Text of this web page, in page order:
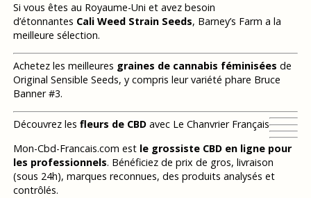
Si vous êtes au Royaume-Uni et avez besoin
d’étonnantes Cali Weed Strain Seeds, Barney’s Farm a la
meilleure sélection.
Achetez les meilleures graines de cannabis féminisées de
Original Sensible Seeds, y compris leur variété phare Bruce
Banner #3.
Découvrez les fleurs de CBDavec Le Chanvrier Français
Mon-Cbd-Francais.com est le grossiste CBD en ligne pour
les professionnels. Bénéficiez de prix de gros, livraison
(sous 24h), marques reconnues, des produits analysés et
contrôlés.